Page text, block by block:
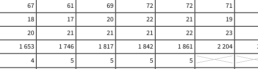
67 61 69 72 72
71
18 17 20 22 21
19
20 21 21 21 22
23
1 653 1 746 1 817 1 842 1 861 2 204
4 5 5 5
5